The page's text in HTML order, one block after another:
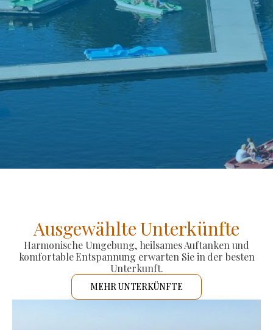
Ausgewählte Unterkünfte
Harmonische Umgebung, heilsames Auftanken und
komfortable Entspannung erwarten Sie in der besten
Unterkunft.
MEHR UNTERKÜNFTE